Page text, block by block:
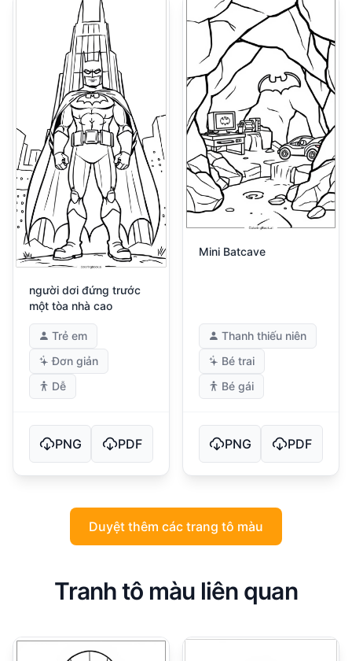
người dơi đứng trước
một tòa nhà cao
Trẻ em
Đơn giản
Dễ
PNG PDF
Mini Batcave
Thanh thiếu niên
Bé trai
Bé gái
PNG PDF
Duyệt thêm các trang tô màu
Tranh tô màu liên quan